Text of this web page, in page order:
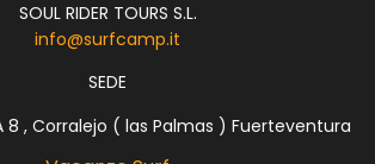
SOUL RIDER TOURS S.L.
info@surfcamp.it
SEDE
8 , Corralejo ( las Palmas ) Fuerteventura